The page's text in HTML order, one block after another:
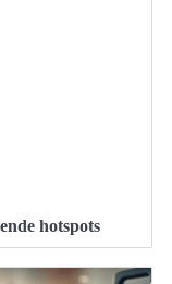
hotspots